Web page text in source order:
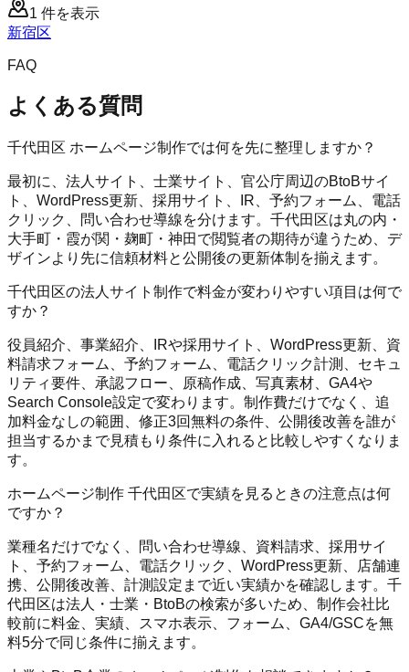
1 件を表示
新宿区
FAQ
よくある質問
千代田区 ホームページ制作では何を先に整理しますか？
最初に、法人サイト、士業サイト、官公庁周辺のBtoBサイ
ト、WordPress更新、採用サイト、IR、予約フォーム、電話
クリック、問い合わせ導線を分けます。千代田区は丸の内・
大手町・霞が関・麹町・神田で閲覧者の期待が違うため、デ
ザインより先に信頼材料と公開後の更新体制を揃えます。
千代田区の法人サイト制作で料金が変わりやすい項目は何で
すか？
役員紹介、事業紹介、IRや採用サイト、WordPress更新、資
料請求フォーム、予約フォーム、電話クリック計測、セキュ
リティ要件、承認フロー、原稿作成、写真素材、GA4や
Search Console設定で変わります。制作費だけでなく、追
加料金なしの範囲、修正3回無料の条件、公開後改善を誰が
担当するかまで見積もり条件に入れると比較しやすくなりま
す。
ホームページ制作 千代田区で実績を見るときの注意点は何
ですか？
業種名だけでなく、問い合わせ導線、資料請求、採用サイ
ト、予約フォーム、電話クリック、WordPress更新、店舗連
携、公開後改善、計測設定まで近い実績かを確認します。千
代田区は法人・士業・BtoBの検索が多いため、制作会社比
較前に料金、実績、スマホ表示、フォーム、GA4/GSCを無
料5分で同じ条件に揃えます。